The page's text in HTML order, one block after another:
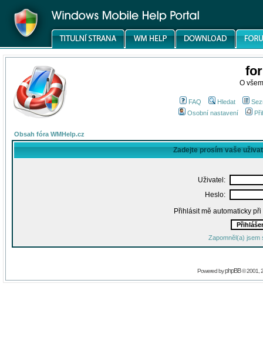
O
FAQ Hledat
Osobní nastavení
Obsah fóra WMHelp.cz
Zadejte prosím vaše
Uživatel:
Heslo:
Přihlásit mě automaticky
Zapomněl(a) jsem
Powered byphpBB© 2001,